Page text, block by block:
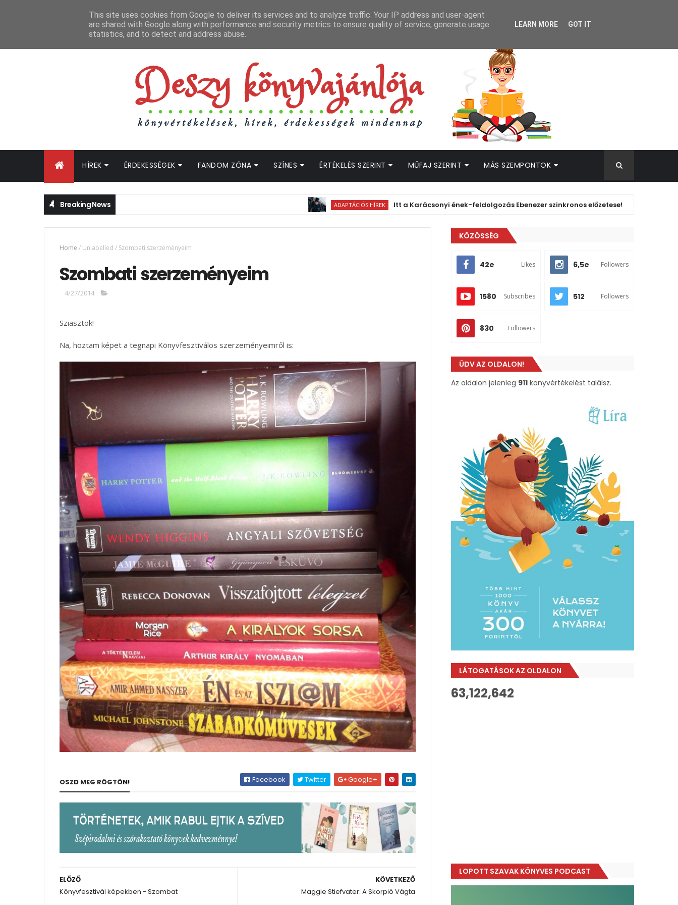
HÍREK ÉRDEKESSÉGEK FANDOM ZÓNA SZÍNES ÉRTÉKELÉS SZERINT MŰFAJ SZERINT MÁS SZEMPONTOK
Breaking News ADAPTÁCIÓS HÍREK Itt a Karácsonyi ének-feldolgozás Ebenezer szinkronos előzetese!
Home / Unlabelled / Szombati szerzeményeim
Szombati szerzeményeim
4/27/2014
Sziasztok!
Na, hoztam képet a tegnapi Könyvfesztiválos szerzeményeimről is:
OSZD MEG RÖGTÖN! Facebook Twitter Google+
KÖVETKEZŐ
Maggie Stiefvater: A Skorpió Vágta
ELŐZŐ
Könyvfesztivál képekben - Szombat
KÖZÖSSÉG
42e Likes 6,5e Followers
1580 Subscribes 512 Followers
830 Followers
ÜDV AZ OLDALON!
Az oldalon jelenleg 911 könyvértékelést találsz.
LÁTOGATÁSOK AZ OLDALON
63,122,642
LOPOTT SZAVAK KÖNYVES PODCAST
This site uses cookies from Google to deliver its services and to analyze traffic. Your IP address and user-agent
are shared with Google along with performance and security metrics to ensure quality of service, generate usage
statistics, and to detect and address abuse.
LEARN MORE GOT IT